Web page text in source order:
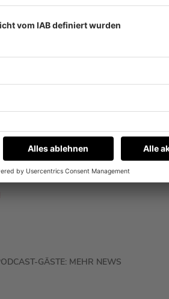
FYNN KLIEMANN
NICHT?
war zu Gast bei Barbara
im Podcast „Mit den Waffeln
ja, es geht auch um eine Sache,
GÄSTE: MEHR NEWS